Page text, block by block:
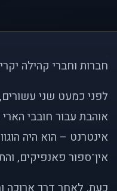
חברות וחברי קהילה
אוהבת עבור חובבי
אינטרנט – הוא היה
אין־ספור פאנפיקים,